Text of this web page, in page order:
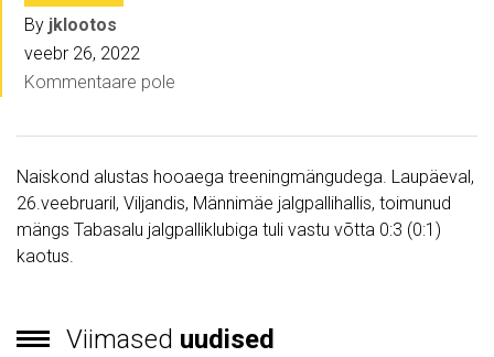
By jklootos
veebr 26, 2022
Kommentaare pole
Naiskond alustas hooaega treeningmängudega. Laupäeval,
26.veebruaril, Viljandis, Männimäe jalgpallihallis, toimunud
mängs Tabasalu jalgpalliklubiga tuli vastu võtta 0:3 (0:1)
kaotus.
Viimased uudised